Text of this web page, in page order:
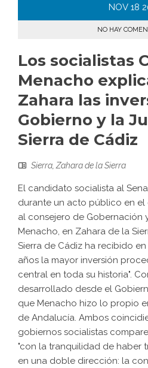
NOV 18
NO HAY
Los socialistas
Menacho
Zahara las
Gobierno y la
Sierra de Cádiz
Sierra,Zahara de la Sierra
El candidato socialista al
durante un acto público en
al consejero de Gobernación
Menacho, en Zahara de la
Sierra de Cádiz ha recibido
años la mayor inversión
central en toda su historia".
desarrollado desde el
que Menacho hizo lo propio
de Andalucía. Ambos
gobiernos socialistas
"con la tranquilidad de haber
en una doble dirección: la